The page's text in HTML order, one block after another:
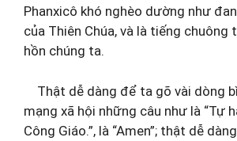
Phanxicô khó nghèo dường như
của Thiên Chúa, và là tiếng
hồn chúng ta.
Thật dễ dàng để ta gõ vài dòng
mạng xã hội những câu như là “Tự
Công Giáo.”, là “Amen”; thật dễ